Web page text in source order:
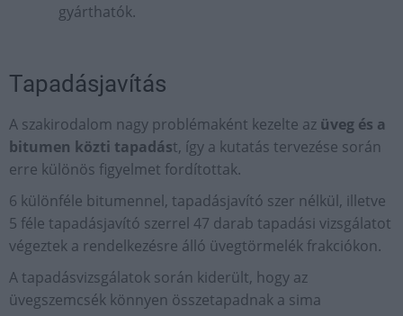
gyárthatók.
Tapadásjavítás
A szakirodalom nagy problémaként kezelte az üveg és a
bitumen közti tapadást, így a kutatás tervezése során
erre különös figyelmet fordítottak.
6 különféle bitumennel, tapadásjavító szer nélkül, illetve
5 féle tapadásjavító szerrel 47 darab tapadási vizsgálatot
végeztek a rendelkezésre álló üvegtörmelék frakciókon.
A tapadásvizsgálatok során kiderült, hogy az
üvegszemcsék könnyen összetapadnak a sima